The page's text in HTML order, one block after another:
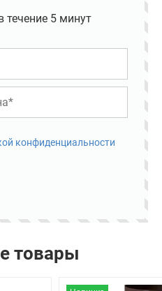
5 минут
конфиденциальности
товары